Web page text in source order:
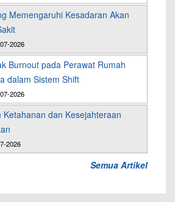
Memengaruhi Kesadaran Akan
2026
Burnout pada Perawat Rumah
dalam Sistem Shift
2026
Ketahanan dan Kesejahteraan
2026
Semua Artikel